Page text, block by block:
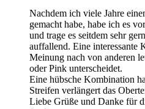
Nachdem ich viele Jahre
gemacht habe, habe ich es
und trage es seitdem sehr
auffallend. Eine interessante
Meinung nach von anderen
oder Pink unterscheidet.
Eine hübsche Kombination
Streifen verlängert das
Liebe Grüße und Danke für